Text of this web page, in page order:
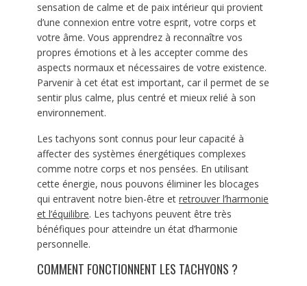
sensation de calme et de paix intérieur qui provient
d’une connexion entre votre esprit, votre corps et
votre âme. Vous apprendrez à reconnaître vos
propres émotions et à les accepter comme des
aspects normaux et nécessaires de votre existence.
Parvenir à cet état est important, car il permet de se
sentir plus calme, plus centré et mieux relié à son
environnement.
Les tachyons sont connus pour leur capacité à
affecter des systèmes énergétiques complexes
comme notre corps et nos pensées. En utilisant
cette énergie, nous pouvons éliminer les blocages
qui entravent notre bien-être et retrouver l’harmonie
et l’équilibre. Les tachyons peuvent être très
bénéfiques pour atteindre un état d’harmonie
personnelle.
COMMENT FONCTIONNENT LES TACHYONS ?